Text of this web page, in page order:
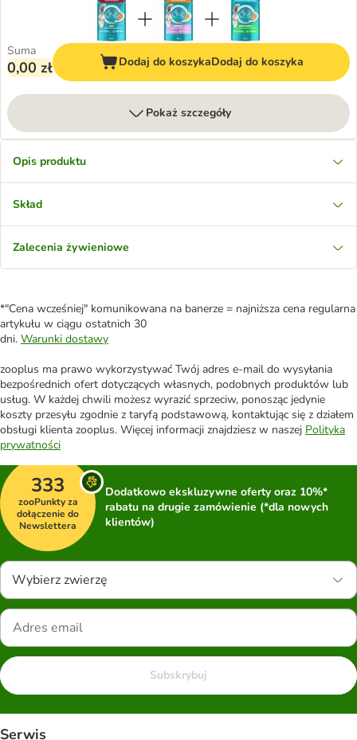
Suma
0,00 zł Dodaj do koszykaDodaj do koszyka
Pokaż szczegóły
Opis produktu
Skład
Zalecenia żywieniowe
*"Cena wcześniej" komunikowana na banerze = najniższa cena regularna
artykułu w ciągu ostatnich 30
dni. Warunki dostawy
zooplus ma prawo wykorzystywać Twój adres e-mail do wysyłania
bezpośrednich ofert dotyczących własnych, podobnych produktów lub
usług. W każdej chwili możesz wyrazić sprzeciw, ponosząc jedynie
koszty przesyłu zgodnie z taryfą podstawową, kontaktując się z działem
obsługi klienta zooplus. Więcej informacji znajdziesz w naszej Polityka
prywatności
333
zooPunkty za
dołączenie do
Newslettera
Dodatkowo ekskluzywne oferty oraz 10%*
rabatu na drugie zamówienie (*dla nowych
klientów)
Wybierz zwierzę
Subskrybuj
Serwis